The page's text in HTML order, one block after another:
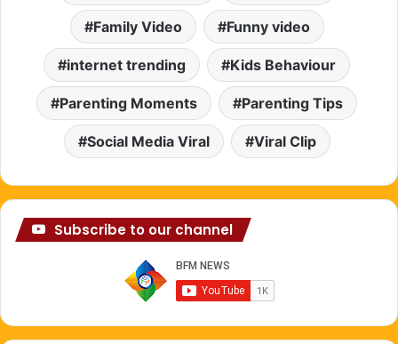
Family Video Funny video
internet trending Kids Behaviour
Parenting Moments Parenting Tips
Social Media Viral Viral Clip
Subscribe to our channel